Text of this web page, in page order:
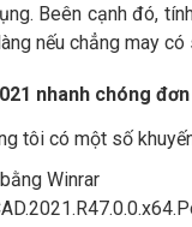
Beên cạnh đó,
nếu chẳng may
nhanh chóng
tôi có một số
Winrar